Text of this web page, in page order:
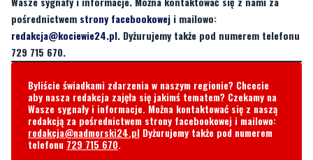
pośrednictwem strony facebookowej i mailowo:
redakcja@kociewie24.pl. Dyżurujemy także pod numerem telefonu
729 715 670.
Byliście świadkami zdarzenia w naszym regionie? Chcecie
aby nasza redakcja zajęła się jakimś tematem? Czekamy na
Wasze sygnały i informacje. Można kontaktować się z naszą
redakcją za pośrednictwem strony facebookowej i mailowo:
redakcja@nadmorski24.pl Dyżurujemy także pod numerem
telefonu 729 715 670.